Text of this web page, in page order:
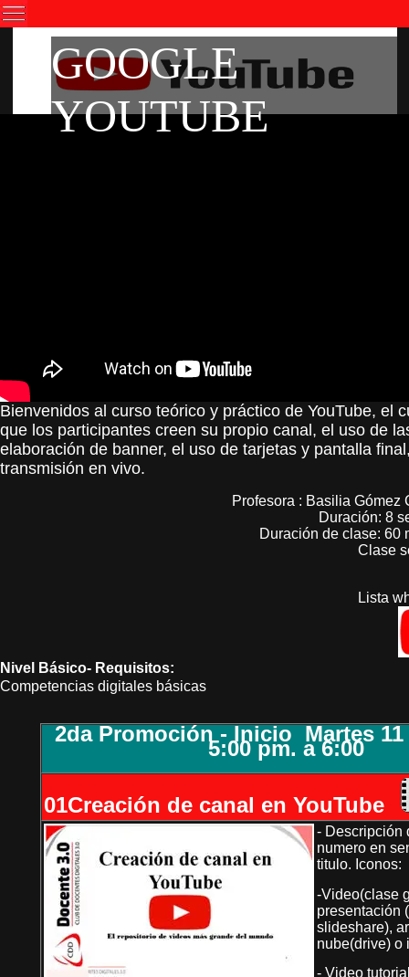
GOOGLE
YOUTUBE
Bienvenidos al curso teórico y práctico de YouTube, el
que los participantes creen su propio canal, el uso de
elaboración de banner, el uso de tarjetas y pantalla
transmisión en vivo.
Profesora : Basilia Gómez
Duración: 8
Duración de clase: 60
Clase
Lista
Nivel Básico- Requisitos:
Competencias digitales básicas
2da Promoción - Inicio Martes
5:00 pm. a 6:00
01Creación de canal en YouTube
- Descripción
numero en
titulo. Iconos:
-Video(clase
presentación
slideshare),
nube(drive) o
- Video